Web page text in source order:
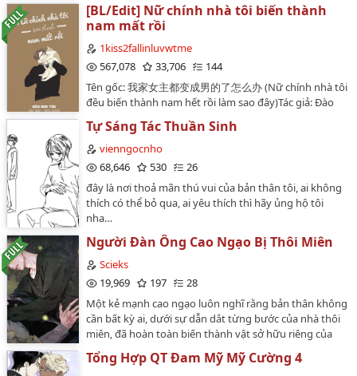
thường ngày coi trời bằng vung xem người là cỏ lại si
mê mãi một kẻ hầu thấp kém.Phan Gia Khiêm - Hầu
cận của cô ba, con gái thứ ba của ông giáo Thanh sau
thành mợ hai nhà hội đồng Trịnh.Đời bạc với Khiêm
chẳng tỏ nhưng trời đâu lấy của ai tất cả.Trời để lại cho
Khiêm một kẻ si tình cạnh bên mình, kẻ luôn là vùng
an toàn, là khiêng bảo vệ em cả đời.Nhưng cái gọi là "
Môn đăng hộ đối " Hai từ " Sang - Hèn " Kèm theo cả
bốn từ " Định kiến xã hội " Sao mà nó vùi dập đời em
quá !Nhưng dù thế nào, khi quay đầu lại người phía
sau em vẫn là cậu cả, là Thế Huân, là người em
thương.Cậu khô khan, cậu chẳng biết thương hoa tiếc
ngọc nhưng cậu lỡ thương em rồi... Liệu em có chịu
[BL/Edit] Nữ chính nhà tôi biến thành
nam mất rồi
1kiss2fallinluvwtme
567,078
33,706
144
Tên gốc: 我家女主都变成男的了怎么办 (Nữ chính nhà tôi
đều biến thành nam hết rồi làm sao đây)Tác giả: Đào
thư, chủ thụ, ngụy NP, cao H thịt thà đầy đủ, hài hước,
hỗ sủng.CP: Nữ thần chuyển giới công x Luôn mồm
bản thân là thẳng nam thụTình trạng bản gốc: Hoàn
Hoàn.Nguồn: http://www.bookbao.ccLưu ý: Bản edit
chỉ chính xác tầm 60% - 70%, edit vì sở thích cá
nhân.Văn ánTác giả xuyên vào tiểu thuyết mình viết,
trở thành nhân vật chính, ai ngờ phát hiện ra tất cả các
nữ chính đều chuyển giới biến thành đàn ông, IQ đã
cao lại còn muốn cướp hết đất diễn của hắn, phải làm
sao đây? Gấp, đang online chờ!Nữ chính chuyển giới:
Tôi không chỉ muốn cướp đất diễn, còn muốn cướp
luôn cả em. ------------------Ngụy NP, công từ đầu đến cuối
đều là một người.(*) Chú thích: Ngụy NP - tức là mỗi
thế giới thụ xuyên vào đều gặp các anh công khác
nhau, nhưng thực chất từ đầu đến cuối đều là do một
Tự Sáng Tác Thuần Sinh
vienngocnho
68,646
530
26
đây là nơi thoả mãn thú vui của bản thân tôi, ai không
thích có thể bỏ qua, ai yêu thích thì hãy ủng hộ tôi
nha…
Người Đàn Ông Cao Ngạo Bị Thôi Miên
Scieks
19,969
197
28
Một kẻ mạnh cao ngạo luôn nghĩ rằng bản thân không
cần bất kỳ ai, dưới sự dẫn dắt từng bước của nhà thôi
miên, đã hoàn toàn biến thành vật sở hữu riêng của
một người từ thể xác cho đến linh hồn như thế nào.>
Hình tượng nhân vật:> Công: Bác sĩ trị liệu thôi miên -
Tổng Hợp QT Đam Mỹ Mỹ Cường 4